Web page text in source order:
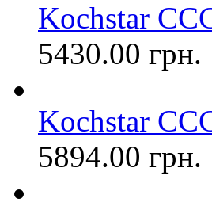
Kochstar
5430.00 грн.
Kochstar
5894.00 грн.